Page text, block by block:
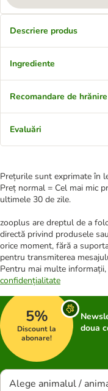
Descriere produs
Ingrediente
Recomandare de hrănire
Evaluări
Prețurile sunt exprimate în
Preț normal = Cel mai mic
ultimele 30 de zile.
zooplus are dreptul de a
directă privind produsele
orice moment, fără a
pentru transmiterea
Pentru mai multe
confidențialitate
5%
Discount la
abonare!
doua
Alege animalul /